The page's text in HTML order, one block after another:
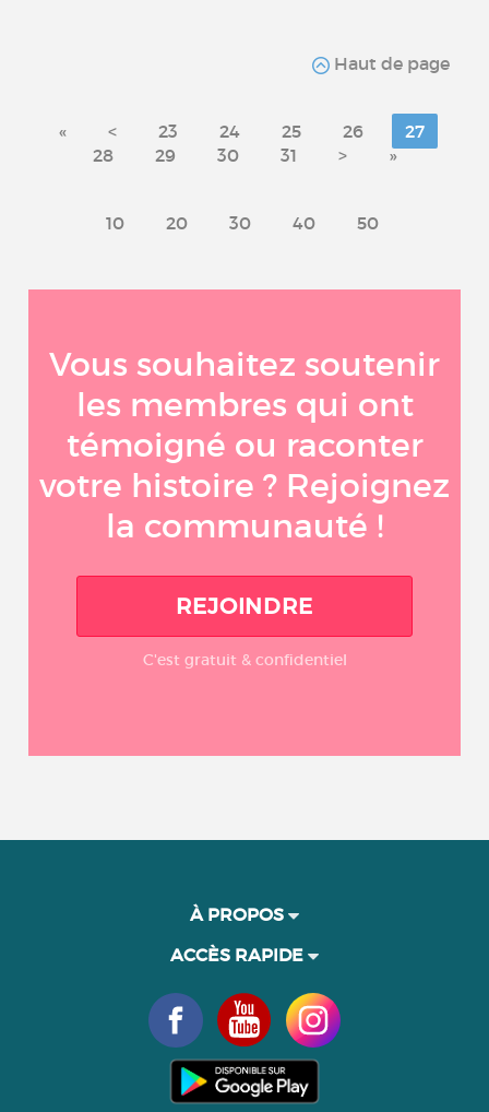
Haut de page
« < 23 24 25 26
27
28
29 30 31 > »
10 20 30 40 50
Vous souhaitez soutenir
les membres qui ont
témoigné ou raconter
votre histoire ? Rejoignez
la communauté !
REJOINDRE
C'est gratuit & confidentiel
À PROPOS
ACCÈS RAPIDE